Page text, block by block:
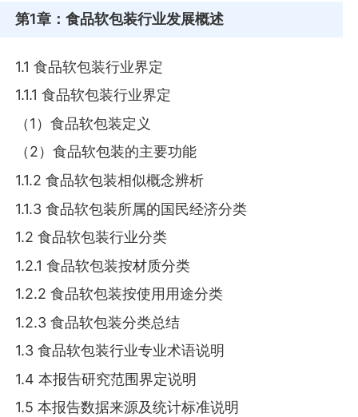
第1章 ：食品软包装行业发展概述
1.1 食品软包装行业界定
1.1.1 食品软包装行业界定
（1）食品软包装定义
（2）食品软包装的主要功能
1.1.2 食品软包装相似概念辨析
1.1.3 食品软包装所属的国民经济分类
1.2 食品软包装行业分类
1.2.1 食品软包装按材质分类
1.2.2 食品软包装按使用用途分类
1.2.3 食品软包装分类总结
1.3 食品软包装行业专业术语说明
1.4 本报告研究范围界定说明
1.5 本报告数据来源及统计标准说明